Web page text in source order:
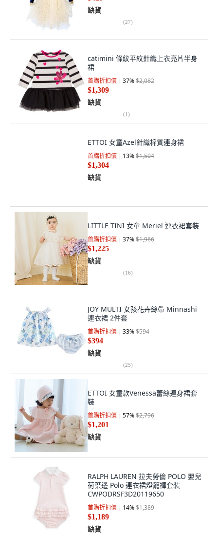
缺貨
(27)
catimini 條紋平紋針織上衣亮片半身
裙
首購折扣價 37%$2,082
$1,309
缺貨
(1)
ETTOI 女童Azel針織棉質連身裙
首購折扣價 13%$1,504
$1,304
缺貨
LITTLE TINI 女童 Meriel 連衣裙套裝
首購折扣價 37%$1,966
$1,225
缺貨
(16)
JOY MULTI 女孩花卉絲帶 Minnashi
連衣裙 2件套
首購折扣價 33%$594
$394
缺貨
(25)
ETTOI 女童款Venessa蕾絲連身裙套
裝
首購折扣價 57%$2,796
$1,201
缺貨
RALPH LAUREN 拉夫勞倫 POLO 嬰兒
荷葉邊 Polo 連衣裙燈籠褲套裝
CWPODRSF3D20119650
首購折扣價 14%$1,389
$1,189
缺貨